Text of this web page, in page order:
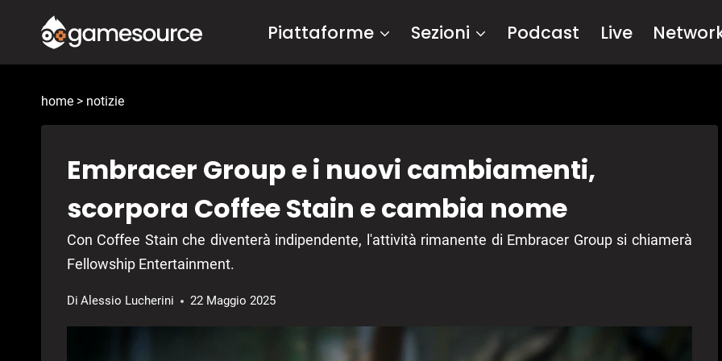
contenuto
Piattaforme Sezioni Podcast Live
home > notizie
Embracer Group e i nuovi cambiamenti,
scorpora Coffee Stain e cambia nome
Con Coffee Stain che diventerà indipendente, l'attività rimanente di Embracer Group si chiamerà
Fellowship Entertainment.
Di Alessio Lucherini 22 Maggio 2025